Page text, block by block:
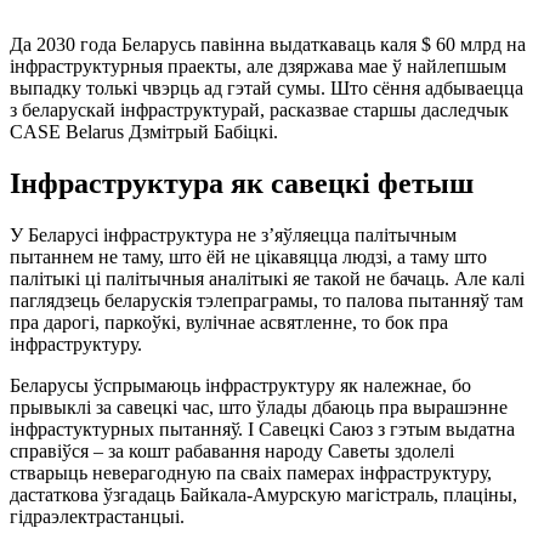
Да 2030 года Беларусь павінна выдаткаваць каля $ 60 млрд на
інфраструктурныя праекты, але дзяржава мае ў найлепшым
выпадку толькі чвэрць ад гэтай сумы. Што сёння адбываецца
з беларускай інфраструктурай, расказвае старшы даследчык
CASE Belarus Дзмітрый Бабіцкі.
Інфраструктура як савецкі фетыш
У Беларусі інфраструктура не з’яўляецца палітычным
пытаннем не таму, што ёй не цікавяцца людзі, а таму што
палітыкі ці палітычныя аналітыкі яе такой не бачаць. Але калі
паглядзець беларускія тэлепраграмы, то палова пытанняў там
пра дарогі, паркоўкі, вулічнае асвятленне, то бок пра
інфраструктуру.
Беларусы ўспрымаюць інфраструктуру як належнае, бо
прывыклі за савецкі час, што ўлады дбаюць пра вырашэнне
інфрастуктурных пытанняў. І Савецкі Саюз з гэтым выдатна
справіўся – за кошт рабавання народу Саветы здолелі
стварыць неверагодную па сваіх памерах інфраструктуру,
дастаткова ўзгадаць Байкала-Амурскую магістраль, плаціны,
гідраэлектрастанцыі.